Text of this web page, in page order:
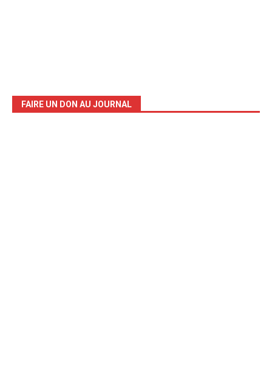
FAIRE UN DON AU JOURNAL